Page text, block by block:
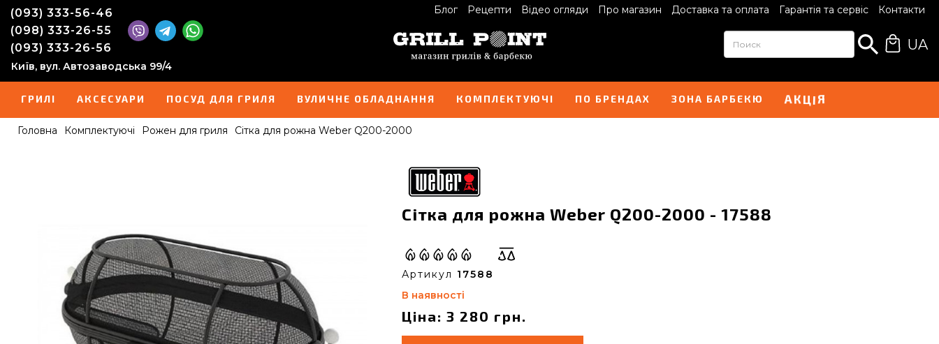
Блог Рецепти Відео огляди Про магазин Доставка та оплата Гарантія та сервіс Контакти
(093) 333-56-46
(098) 333-26-55
(093) 333-26-56
Київ, вул. Автозаводська 99/4
UA
ГРИЛІ АКСЕСУАРИ ПОСУД ДЛЯ ГРИЛЯ ВУЛИЧНЕ ОБЛАДНАННЯ КОМПЛЕКТУЮЧІ ПО БРЕНДАХ ЗОНА БАРБЕКЮ АКЦІЯ
Головна Комплектуючі Рожен для гриля Сітка для рожна Weber Q200-2000
Сітка для рожна Weber Q200-2000 - 17588
Артикул 17588
В наявності
Ціна: 3 280 грн.